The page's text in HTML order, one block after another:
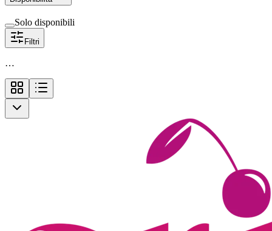
Solo disponibili
Filtri
…